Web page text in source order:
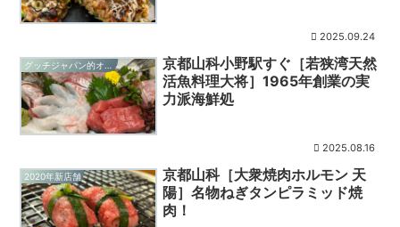
2025.09.24
京都山科小野駅すぐ［若狭湾天然
活魚料理大将］1965年創業の実
力派海鮮処
2025.08.16
2020年新店舗
京都山科［大衆焼肉ホルモン 天
陽］名物ねぎタンピラミッド焼
肉！